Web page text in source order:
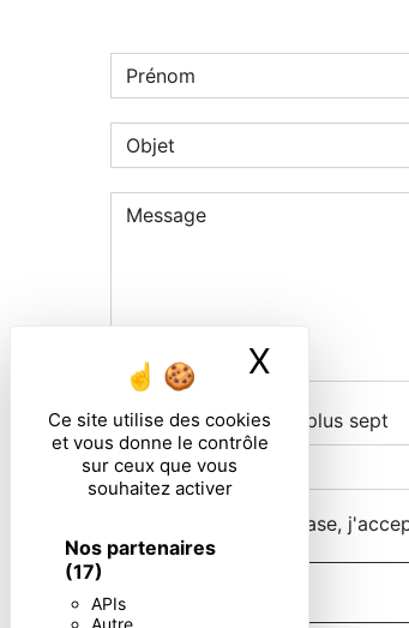
Ce site utilise des cookies
et vous donne le contrôle
sur ceux que vous
souhaitez activer
Nos partenaires
(17)
APIs
Autre
X
Combien font quatre plus sept
En cochant cette case,